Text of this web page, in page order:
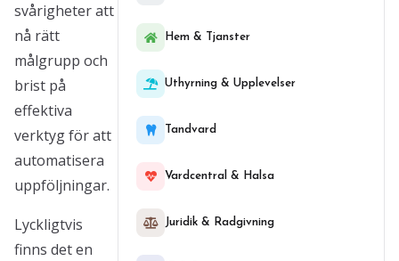
svårigheter att
nå rätt
målgrupp och
brist på
effektiva
verktyg för att
automatisera
uppföljningar.
Lyckligtvis
finns det en
Hem & Tjanster
Uthyrning & Upplevelser
Tandvard
Vardcentral & Halsa
Juridik & Radgivning